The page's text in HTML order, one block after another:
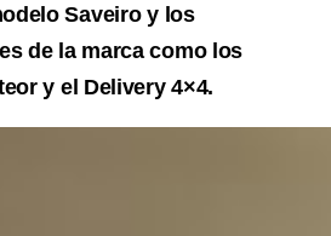
Saveiro y los
de la marca como los
y el Delivery 4×4.